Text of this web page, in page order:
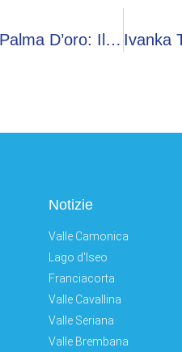
Cannes, Conto Alla Rovescia Per La Palma D’oro: Il Toto Vincitorinews Dalla Nostra Inviata
Notizie
Valle Camonica
Lago d'Iseo
Franciacorta
Valle Cavallina
Valle Seriana
Valle Brembana